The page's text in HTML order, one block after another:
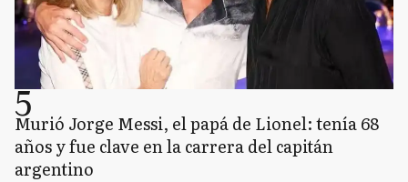
5
Murió Jorge Messi, el papá de Lionel: tenía 68
años y fue clave en la carrera del capitán
argentino